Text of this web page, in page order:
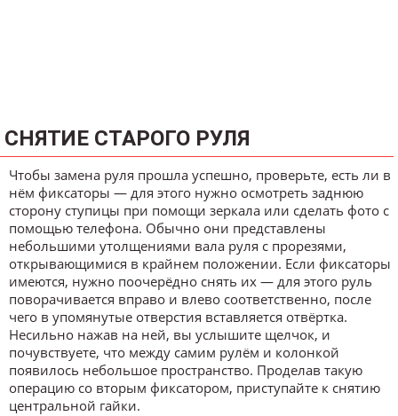
СНЯТИЕ СТАРОГО РУЛЯ
Чтобы замена руля прошла успешно, проверьте, есть ли в
нём фиксаторы — для этого нужно осмотреть заднюю
сторону ступицы при помощи зеркала или сделать фото с
помощью телефона. Обычно они представлены
небольшими утолщениями вала руля с прорезями,
открывающимися в крайнем положении. Если фиксаторы
имеются, нужно поочерёдно снять их — для этого руль
поворачивается вправо и влево соответственно, после
чего в упомянутые отверстия вставляется отвёртка.
Несильно нажав на ней, вы услышите щелчок, и
почувствуете, что между самим рулём и колонкой
появилось небольшое пространство. Проделав такую
операцию со вторым фиксатором, приступайте к снятию
центральной гайки.